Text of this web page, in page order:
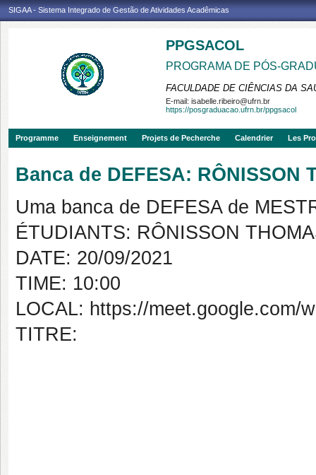
SIGAA - Sistema Integrado de Gestão de Atividades Acadêmicas
PPGSACOL
PROGRAMA DE PÓS-
FACULDADE DE CIÊNCIAS DA
E-mail: isabelle.ribeiro@ufrn.br
https://posgraduacao.ufrn.br/ppgsacol
Programme Enseignement Projets de Pecherche Calendrier Les
Banca de DEFESA: RÔNISSON
Uma banca de DEFESA de
ÉTUDIANTS: RÔNISSON
DATE: 20/09/2021
TIME: 10:00
LOCAL: https://meet.google.com/
TITRE: